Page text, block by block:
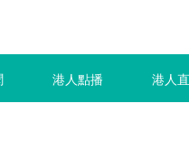
港人點播 港人